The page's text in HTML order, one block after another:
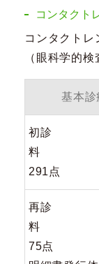
コンタクト
コンタクトレ
（眼科学的
基本診
初診
291点
再診
75点